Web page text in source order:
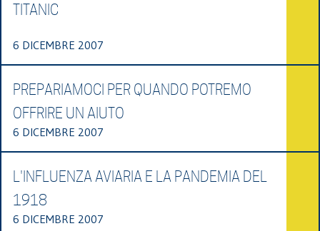
TITANIC
6 DICEMBRE 2007
PREPARIAMOCI PER QUANDO POTREMO
OFFRIRE UN AIUTO
6 DICEMBRE 2007
L'INFLUENZA AVIARIA E LA PANDEMIA DEL
1918
6 DICEMBRE 2007